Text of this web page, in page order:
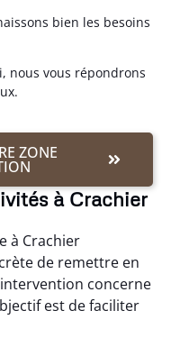
bien les besoins
nous vous répondrons
ZONE
à Crachier
à Crachier
de remettre en
concerne
est de faciliter